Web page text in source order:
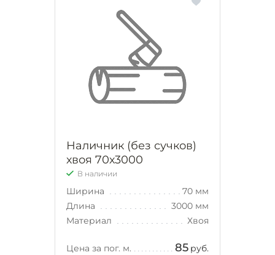
Наличник (без сучков)
хвоя 70х3000
В наличии
Ширина
70 мм
Длина
3000 мм
Материал
Хвоя
Цена за пог. м. 85 руб.